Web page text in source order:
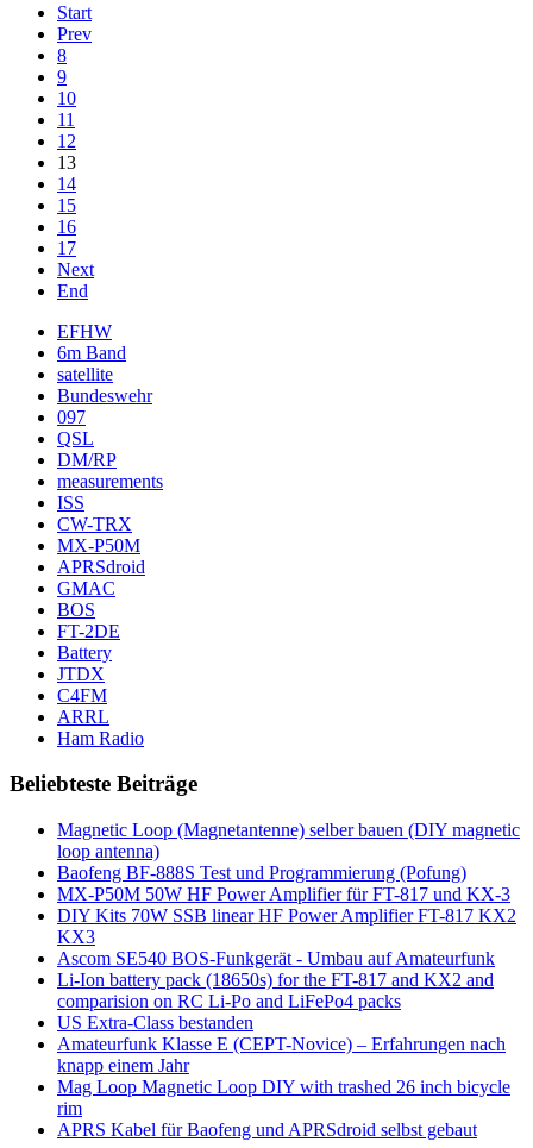
Start
Prev
8
9
10
11
12
13
14
15
16
17
Next
End
EFHW
6m Band
satellite
Bundeswehr
097
QSL
DM/RP
measurements
ISS
CW-TRX
MX-P50M
APRSdroid
GMAC
BOS
FT-2DE
Battery
JTDX
C4FM
ARRL
Ham Radio
Beliebteste Beiträge
Magnetic Loop (Magnetantenne) selber bauen (DIY magnetic
loop antenna)
Baofeng BF-888S Test und Programmierung (Pofung)
MX-P50M 50W HF Power Amplifier für FT-817 und KX-3
DIY Kits 70W SSB linear HF Power Amplifier FT-817 KX2
KX3
Ascom SE540 BOS-Funkgerät - Umbau auf Amateurfunk
Li-Ion battery pack (18650s) for the FT-817 and KX2 and
comparision on RC Li-Po and LiFePo4 packs
US Extra-Class bestanden
Amateurfunk Klasse E (CEPT-Novice) – Erfahrungen nach
knapp einem Jahr
Mag Loop Magnetic Loop DIY with trashed 26 inch bicycle
rim
APRS Kabel für Baofeng und APRSdroid selbst gebaut